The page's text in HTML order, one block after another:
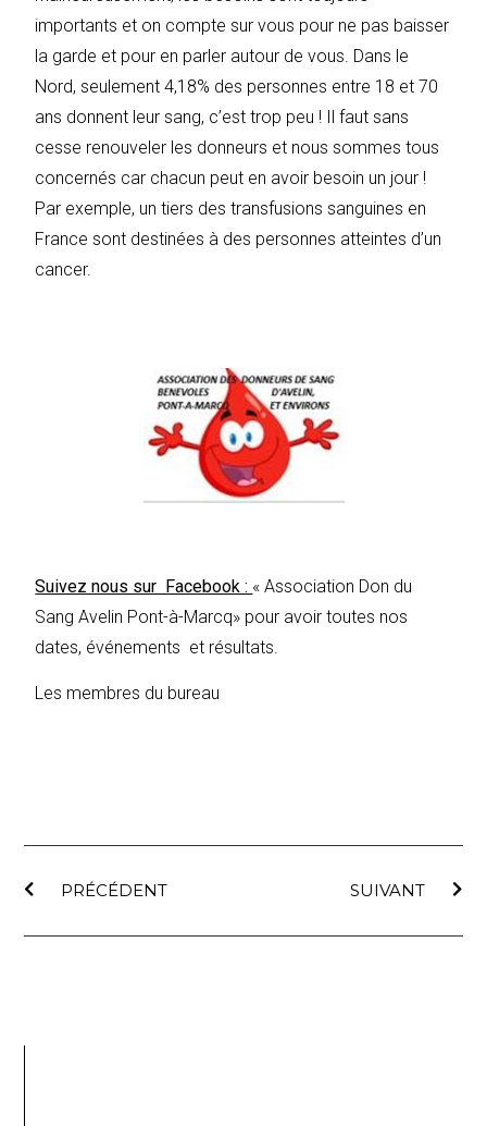
importants et on compte sur vous pour ne pas baisser
la garde et pour en parler autour de vous. Dans le
Nord, seulement 4,18% des personnes entre 18 et 70
ans donnent leur sang, c’est trop peu ! Il faut sans
cesse renouveler les donneurs et nous sommes tous
concernés car chacun peut en avoir besoin un jour !
Par exemple, un tiers des transfusions sanguines en
France sont destinées à des personnes atteintes d’un
cancer.
Suivez nous sur Facebook : « Association Don du
Sang Avelin Pont-à-Marcq» pour avoir toutes nos
dates, événements et résultats.
Les membres du bureau
PRÉCÉDENT SUIVANT